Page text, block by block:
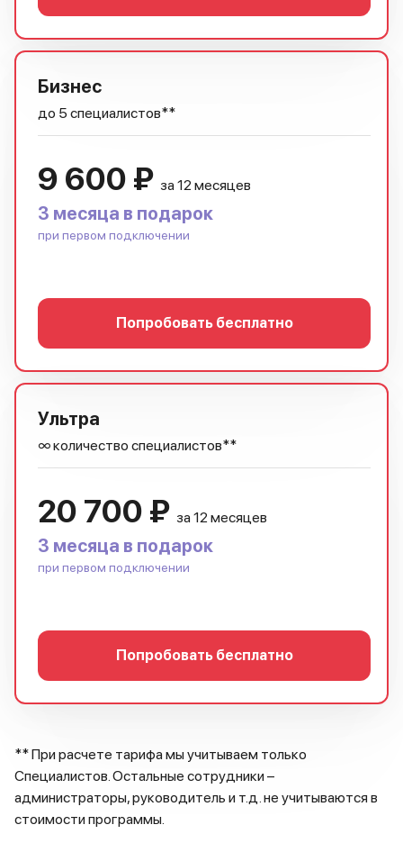
Бизнес
до 5 специалистов**
9 600 ₽ за 12 месяцев
3 месяца в подарок
при первом подключении
Попробовать бесплатно
Ультра
∞ количество специалистов**
20 700 ₽ за 12 месяцев
3 месяца в подарок
при первом подключении
Попробовать бесплатно
** При расчете тарифа мы учитываем только
Специалистов. Остальные сотрудники –
администраторы, руководитель и т.д. не учитываются в
стоимости программы.